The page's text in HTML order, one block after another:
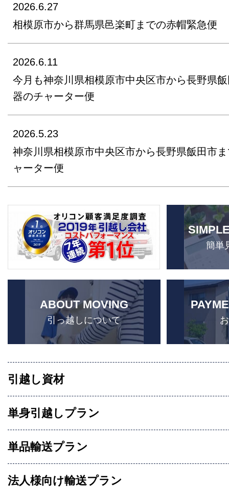
2026.6.27
相模原市から群馬県邑楽町までの赤帽緊急便
2026.6.11
今月も神奈川県相模原市中央区市から長野県
器のチャーター便
2026.5.23
神奈川県相模原市中央区市から長野県飯田市
ャーター便
簡単
ABOUT MOVING
引っ越しについて
引越し資材
単身引越しプラン
単品輸送プラン
法人様向け輸送プラン